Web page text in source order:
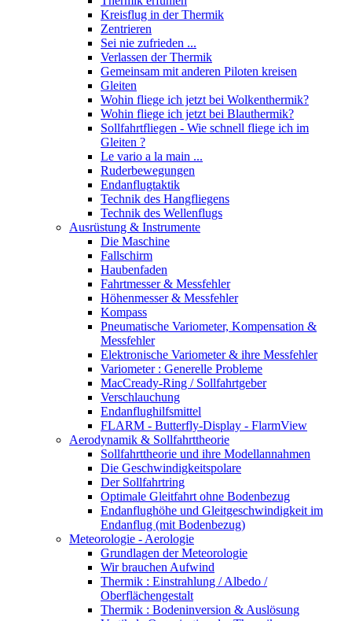
Kreisflug in der Thermik
Zentrieren
Sei nie zufrieden ...
Verlassen der Thermik
Gemeinsam mit anderen Piloten kreisen
Gleiten
Wohin fliege ich jetzt bei Wolkenthermik?
Wohin fliege ich jetzt bei Blauthermik?
Sollfahrtfliegen - Wie schnell fliege ich im
Gleiten ?
Le vario a la main ...
Ruderbewegungen
Endanflugtaktik
Technik des Hangfliegens
Technik des Wellenflugs
Ausrüstung & Instrumente
Die Maschine
Fallschirm
Haubenfaden
Fahrtmesser & Messfehler
Höhenmesser & Messfehler
Kompass
Pneumatische Variometer, Kompensation &
Messfehler
Elektronische Variometer & ihre Messfehler
Variometer : Generelle Probleme
MacCready-Ring / Sollfahrtgeber
Verschlauchung
Endanflughilfsmittel
FLARM - Butterfly-Display - FlarmView
Aerodynamik & Sollfahrttheorie
Sollfahrttheorie und ihre Modellannahmen
Die Geschwindigkeitspolare
Der Sollfahrtring
Optimale Gleitfahrt ohne Bodenbezug
Endanflughöhe und Gleitgeschwindigkeit im
Endanflug (mit Bodenbezug)
Meteorologie - Aerologie
Grundlagen der Meteorologie
Wir brauchen Aufwind
Thermik : Einstrahlung / Albedo /
Oberflächengestalt
Thermik : Bodeninversion & Auslösung